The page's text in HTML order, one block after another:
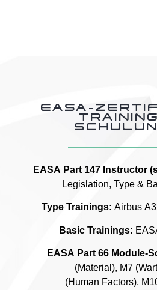
EASA-
EASA Part 147 Instructor
Legislation, Type &
Type Trainings: Airbus
Basic Trainings:
EASA Part 66 Module-
(Material), M7
(Human Factors),